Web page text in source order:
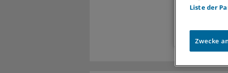
Liste der
Zwecke